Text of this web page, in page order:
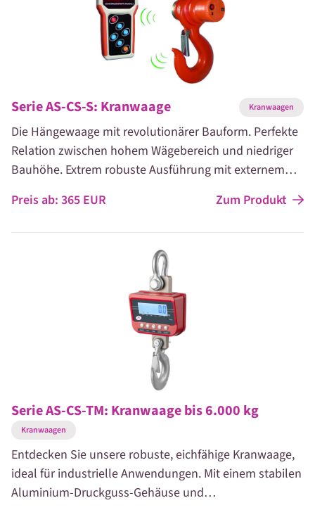
Serie AS-CS-S: Kranwaage Kranwaagen
Die Hängewaage mit revolutionärer Bauform. Perfekte
Relation zwischen hohem Wägebereich und niedriger
Bauhöhe. Extrem robuste Ausführung mit externem
Diese Kranwaage eignet sich für Lasten bis 30.000 kg.
Preis ab: 365 EUR Zum Produkt
Serie AS-CS-TM: Kranwaage bis 6.000 kg
Kranwaagen
Entdecken Sie unsere robuste, eichfähige Kranwaage,
ideal für industrielle Anwendungen. Mit einem stabilen
Aluminium-Druckguss-Gehäuse und